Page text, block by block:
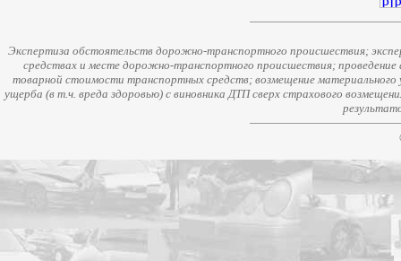
Экспертиза обстоятельств дорожно-транспортного происшествия;
средствах и месте дорожно-транспортного происшествия;
товарной стоимости транспортных средств; возмещение
ущерба (в т.ч. вреда здоровью) с виновника ДТП сверх страхового